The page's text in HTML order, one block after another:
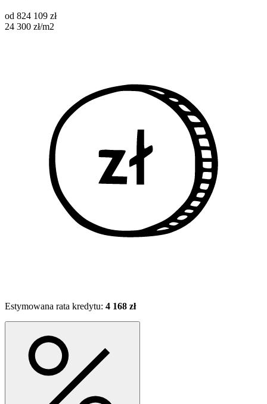
od 824 109 zł
24 300 zł/m2
Estymowana rata kredytu: 4 168 zł